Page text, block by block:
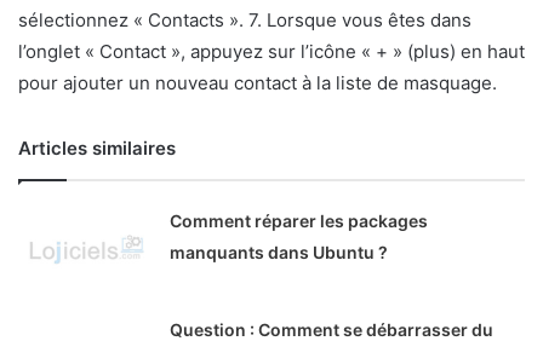
sélectionnez « Contacts ». 7. Lorsque vous êtes dans
l’onglet « Contact », appuyez sur l’icône « + » (plus) en haut
pour ajouter un nouveau contact à la liste de masquage.
Articles similaires
Comment réparer les packages
manquants dans Ubuntu ?
Question : Comment se débarrasser du